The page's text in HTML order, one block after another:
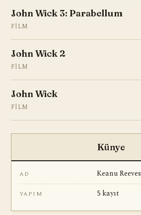
John Wick 3: Parabellum
FILM
John Wick 2
FILM
John Wick
FILM
Künye
AD Keanu Reeves
YAPIM 5 kayıt